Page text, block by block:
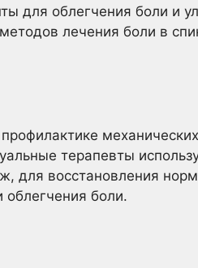
для облегчения боли и
лечения боли в
терапевты
для восстановления
боли.